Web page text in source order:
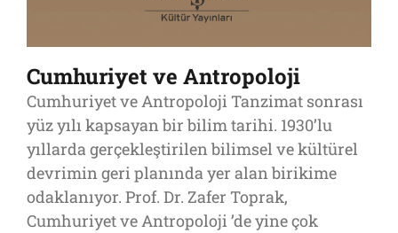
Cumhuriyet ve Antropoloji
Cumhuriyet ve Antropoloji Tanzimat sonrası
yüz yılı kapsayan bir bilim tarihi. 1930’lu
yıllarda gerçekleştirilen bilimsel ve kültürel
devrimin geri planında yer alan birikime
odaklanıyor. Prof. Dr. Zafer Toprak,
Cumhuriyet ve Antropoloji ’de yine çok